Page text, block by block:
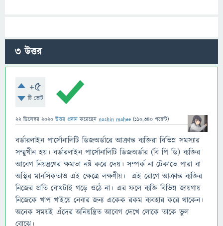
3উত্তর
+5
টি ভোট
22 ডিসেম্বর 2020 উত্তর প্রদান করেছেন noshin mahee (110,340 পয়েন্ট)
বর্ডারলাইন পার্সোনালিটি ডিজঅর্ডারে আক্রান্ত ব্যক্তিরা বিভিন্ন সমস্যার
সম্মুখীন হয়। বর্ডারলাইন পার্সোনালিটি ডিজঅর্ডার (বি পি ডি) ব্যক্তির
আবেগ নিয়ন্ত্রণের ক্ষমতা নষ্ট করে দেয়। সম্পর্ক না টেকাতে পারা বা
অস্থির মানসিকতাও এই ক্ষেত্রে লক্ষণীয়। এই রোগে আক্রান্ত ব্যক্তির
নিজের প্রতি বোধটাই গড়ে ওঠে না। এর ফলে ব্যক্তি বিভিন্ন জায়গায়
নিজেকে খাপ খাইয়ে নেবার জন্য একেক রকম ব্যবহার করে থাকেন।
অনেক সময়ই এঁদের অনিয়ন্ত্রিত আবেগ দেখে লোকে তাকে ভুল